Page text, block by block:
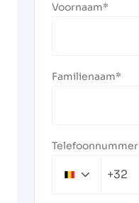
Voornaam
Familienaam
Telefoonnummer
Belgium+32